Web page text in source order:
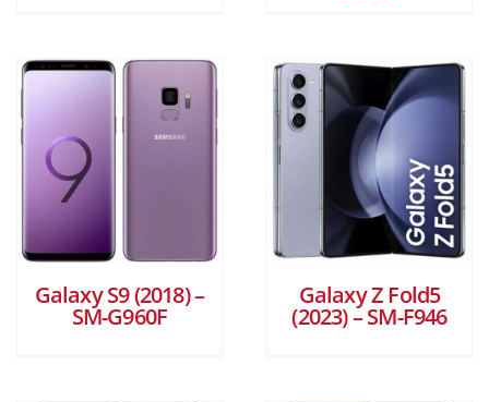
Galaxy S9 (2018) –
SM-G960F
Galaxy Z Fold5
(2023) – SM-F946